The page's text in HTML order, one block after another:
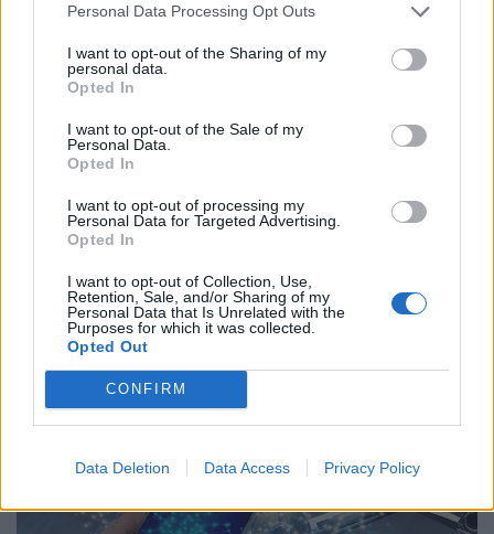
Personal Data Processing Opt Outs
I want to opt-out of the Sharing of my
personal data.
Opted In
I want to opt-out of the Sale of my
Personal Data.
Opted In
I want to opt-out of processing my
Personal Data for Targeted Advertising.
Opted In
I want to opt-out of Collection, Use,
Retention, Sale, and/or Sharing of my
Personal Data that Is Unrelated with the
Purposes for which it was collected.
Opted Out
CONFIRM
Data Deletion Data Access Privacy Policy
Τεχνολογία
Ελληνική τεχνολογία διακρίνεται
παγκοσμίως: Το Brainfood Cloud κατακτά
το Global Impact Award στο World Startup
30.06.26
Επιλέχθηκε ανάμεσα σε χιλιάδες συμμετοχές ως μία από τις
μόλις πέντε startups παγκοσμίως που παρουσίασαν τη λύση
τους στην Κεντρική Σκηνή του We Make Future 2026, μίας
από τις μεγαλύτερες διεθνείς διο